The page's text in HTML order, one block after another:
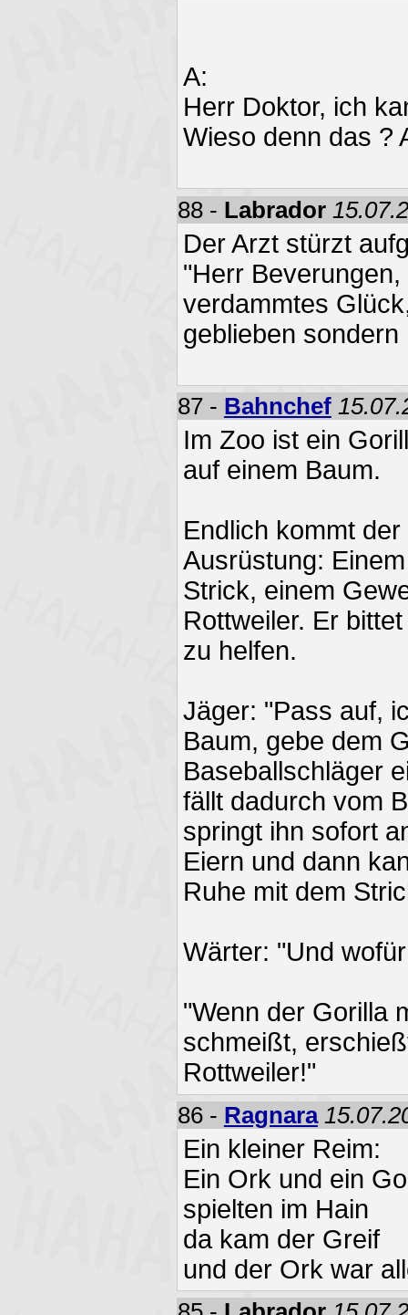
A:
Herr Doktor, ich
Wieso denn das ?
88 - Labrador
Der Arzt stürzt
"Herr
verdammtes
geblieben sondern
87 - Bahnchef
Im Zoo ist ein
auf einem Baum.
Endlich kommt
Ausrüstung:
Strick, einem
Rottweiler. Er
zu helfen.
Jäger: "Pass auf,
Baum, gebe dem
Baseballschläger
fällt dadurch vom
springt ihn sofort
Eiern und dann
Ruhe mit dem
Wärter: "Und
"Wenn der Gorilla
schmeißt,
Rottweiler!"
86 - Ragnara
Ein kleiner Reim:
Ein Ork und ein
spielten im Hain
da kam der Greif
und der Ork war